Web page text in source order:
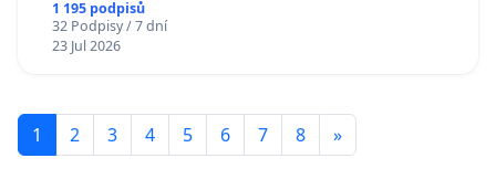
1 195 podpisů
32 Podpisy / 7 dní
23 Jul 2026
1 2 3 4 5 6 7 8 »